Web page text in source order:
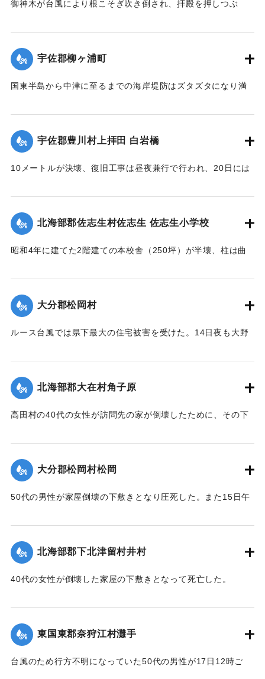
ト
モナレバ一掃ノ災禍ヲ受ケ人馬共ニ徒渉ノ難渋ヲ喫スルコト
幾
ル
私財ヲ醵出位置ヲ再ビ此䖏ニ擇ビ石橋ヲ架設永遠ノ計ヲ為シ
稍
々安堵セルモ去昭和二十六年ノルース台風ノ際一瞬ニシテ流
途ノ光明ハ完全ニ消滅シテ仕舞タノテアル 時ノ両川村長権
保馬氏ト両川村議會長安部邦夫氏ノ聡明ト侠氣トハ快ク地元
数
十万圓ノ巨費ヲ投ジ着工数ヶ月ニシテ縣北屈指ノ雄大堅牢ヲ
挺
身的協力トハ其効績實ニ著大ナモノガアル 僅々五十戸ニ過
ギ
設
サレタ事ハ時代文化ノ餘澤トハ言ヘ實ニ一世ノ奇蹟トシテ交
通
昭和三十一年九月仲秋 院内村 教育委員會
※碑文の画像（2枚目）・翻刻は「デジタル拓本」による。
｜固有コード:
御神木が台風により根こそぎ吹き倒され、拝殿を押しつぶ
｜固有コード:
宇佐郡柳ヶ浦町
国東半島から中津に至るまでの海岸堤防はズタズタになり満
5か所、計750メートル、中堤防18か所、約450メートルが決
壊した。この場所は海岸堤防からは海水、中堤防からは駅館
川の水が流入し農家の人を悩ませた。16日には農家でない人
宇佐郡豊川村上拝田 白岩橋
10メートルが決壊、復旧工事は昼夜兼行で行われ、20日には
｜固有コード:
北海部郡佐志生村佐志生 佐志生小学校
昭和4年に建てた2階建ての本校舎（250坪）が半壊、柱は曲
全部使用不能に陥り、420名の生徒は教室を失ってしまった。
緊急臨時村議会の結果、割合損害の少ない2階建ての講堂兼教
室に1年2学級と6年2学級を収容、他の8学級300名を桑原、目
したが生徒が多数のため机を入れることもできず、板の間に
｜固有コード:
大分郡松岡村
ルース台風では県下最大の住宅被害を受けた。14日夜も大野
れ被害のひどかった松岡、菰田集落ではわずか9戸のうち住宅
2戸、非住家5戸、死者1人を出した。そのほか建物の全半壊は
310棟を数えた。
【出典：大分合同新聞 1951年10月22日朝刊1面】
北海部郡大在村角子原
高田村の40代の女性が訪問先の家が倒壊したために、その下
｜固有コード:
大分郡松岡村松岡
50代の男性が家屋倒壊の下敷きとなり圧死した。また15日午
防署の調べによると損害17万円。
【出典：大分合同新聞 1951年10月18日朝刊2面】
｜固有コード: 005200115
北海部郡下北津留村井村
40代の女性が倒壊した家屋の下敷きとなって死亡した。
｜固有コード: 005200116
東国東郡奈狩江村灘手
台風のため行方不明になっていた50代の男性が17日12時ご